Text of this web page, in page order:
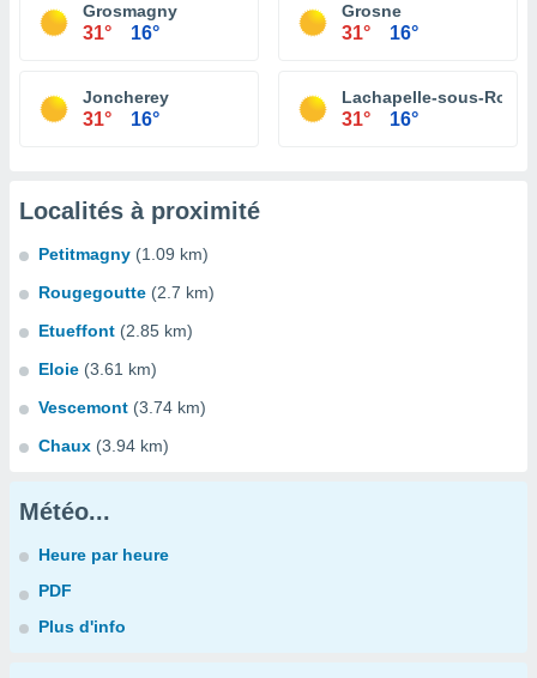
Grosmagny
31° 16°
Grosne
31° 16°
Joncherey
31° 16°
Lachapelle-sous-
31° 16°
Localités à proximité
Petitmagny (1.09 km)
Rougegoutte (2.7 km)
Etueffont (2.85 km)
Eloie (3.61 km)
Vescemont (3.74 km)
Chaux (3.94 km)
Météo...
Heure par heure
PDF
Plus d'info